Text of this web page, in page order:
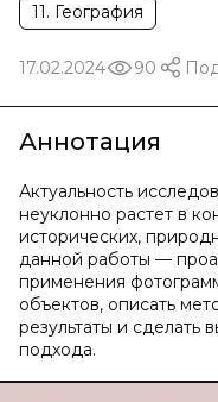
11. География
17.02.2024 90
Аннотация
Актуальность
неуклонно растет в
исторических,
данной работы —
применения
объектов, описать
результаты и сделать
подхода.